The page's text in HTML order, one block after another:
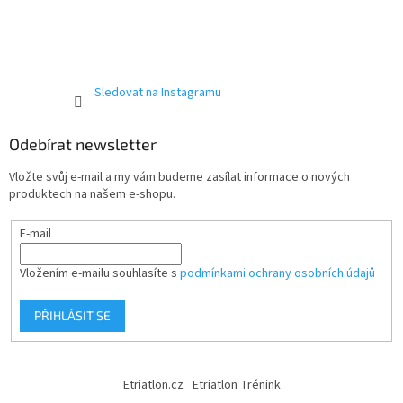
Sledovat na Instagramu
Odebírat newsletter
Vložte svůj e-mail a my vám budeme zasílat informace o nových
produktech na našem e-shopu.
E-mail
Vložením e-mailu souhlasíte s podmínkami ochrany osobních údajů
PŘIHLÁSIT SE
Etriatlon.cz Etriatlon Trénink